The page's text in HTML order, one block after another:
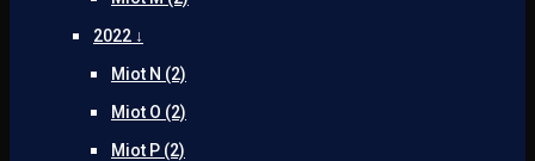
2022 ↓
Miot N (2)
Miot O (2)
Miot P (2)